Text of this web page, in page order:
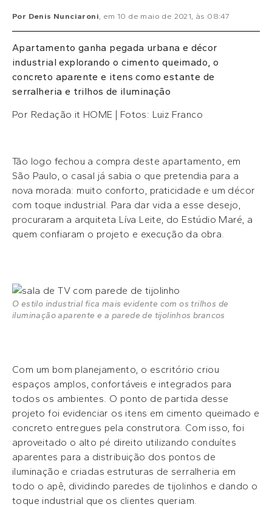
Por Denis Nunciaroni, em 10 de maio de 2021, às 08:47
Apartamento ganha pegada urbana e décor
industrial explorando o cimento queimado, o
concreto aparente e itens como estante de
serralheria e trilhos de iluminação
Por Redação it HOME | Fotos: Luiz Franco
Tão logo fechou a compra deste apartamento, em
São Paulo, o casal já sabia o que pretendia para a
nova morada: muito conforto, praticidade e um décor
com toque industrial. Para dar vida a esse desejo,
procuraram a arquiteta Líva Leite, do Estúdio Maré, a
quem confiaram o projeto e execução da obra.
O estilo industrial fica mais evidente com os trilhos de
iluminação aparente e a parede de tijolinhos brancos
Com um bom planejamento, o escritório criou
espaços amplos, confortáveis e integrados para
todos os ambientes. O ponto de partida desse
projeto foi evidenciar os itens em cimento queimado e
concreto entregues pela construtora. Com isso, foi
aproveitado o alto pé direito utilizando conduítes
aparentes para a distribuição dos pontos de
iluminação e criadas estruturas de serralheria em
todo o apê, dividindo paredes de tijolinhos e dando o
toque industrial que os clientes queriam.